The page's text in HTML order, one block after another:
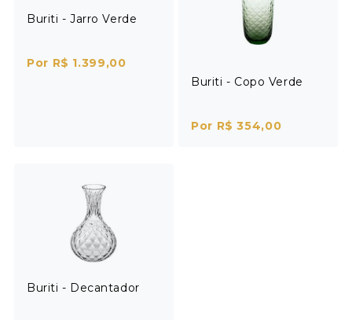
Buriti - Jarro Verde
Por R$ 1.399,00
Buriti - Copo Verde
Por R$ 354,00
Buriti - Decantador